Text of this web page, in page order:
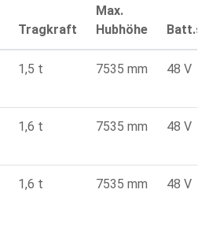
Tragkraft
Max.
Hubhöhe
1,5 t 7535 mm 48 V
1,6 t 7535 mm 48 V
1,6 t 7535 mm 48 V